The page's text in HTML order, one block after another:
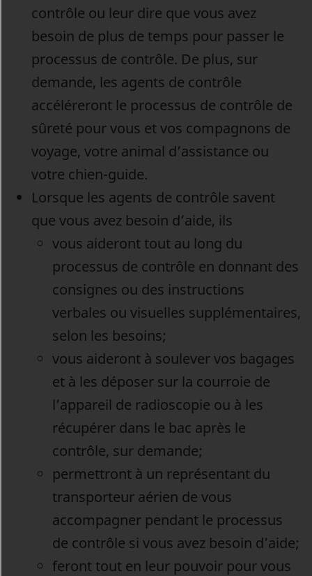
contrôle ou leur dire que vous avez
besoin de plus de temps pour passer le
processus de contrôle. De plus, sur
demande, les agents de contrôle
accéléreront le processus de contrôle de
sûreté pour vous et vos compagnons de
voyage, votre animal d’assistance ou
votre chien-guide.
Lorsque les agents de contrôle savent
que vous avez besoin d’aide, ils
vous aideront tout au long du
processus de contrôle en donnant des
consignes ou des instructions
verbales ou visuelles supplémentaires,
selon les besoins;
vous aideront à soulever vos bagages
et à les déposer sur la courroie de
l’appareil de radioscopie ou à les
récupérer dans le bac après le
contrôle, sur demande;
permettront à un représentant du
transporteur aérien de vous
accompagner pendant le processus
de contrôle si vous avez besoin d’aide;
feront tout en leur pouvoir pour vous